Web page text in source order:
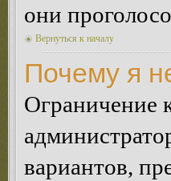
они
Вернуться к началу
Почему я
Ограничение
вариантов,